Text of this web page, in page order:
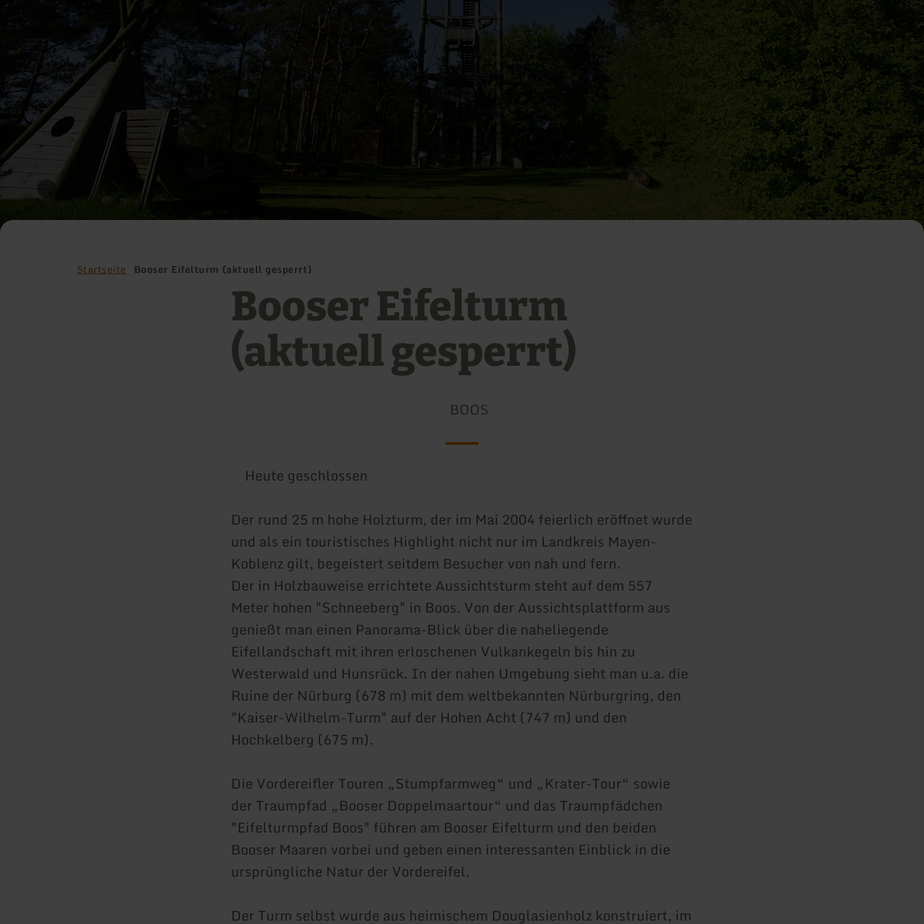
Startseite Booser Eifelturm (aktuell gesperrt)
Booser Eifelturm
(aktuell gesperrt)
BOOS
Heute geschlossen
Der rund 25 m hohe Holzturm, der im Mai 2004 feierlich eröffnet wurde
und als ein touristisches Highlight nicht nur im Landkreis Mayen-
Koblenz gilt, begeistert seitdem Besucher von nah und fern.
Der in Holzbauweise errichtete Aussichtsturm steht auf dem 557
Meter hohen "Schneeberg" in Boos. Von der Aussichtsplattform aus
genießt man einen Panorama-Blick über die naheliegende
Eifellandschaft mit ihren erloschenen Vulkankegeln bis hin zu
Westerwald und Hunsrück. In der nahen Umgebung sieht man u.a. die
Ruine der Nürburg (678 m) mit dem weltbekannten Nürburgring, den
"Kaiser-Wilhelm-Turm" auf der Hohen Acht (747 m) und den
Hochkelberg (675 m).
Die Vordereifler Touren „Stumpfarmweg“ und „Krater-Tour“ sowie
der Traumpfad „Booser Doppelmaartour“ und das Traumpfädchen
"Eifelturmpfad Boos" führen am Booser Eifelturm und den beiden
Booser Maaren vorbei und geben einen interessanten Einblick in die
ursprüngliche Natur der Vordereifel.
Der Turm selbst wurde aus heimischem Douglasienholz konstruiert, im